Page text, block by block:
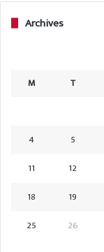
Archives
M T
4
5
11
12
18
19
25
26